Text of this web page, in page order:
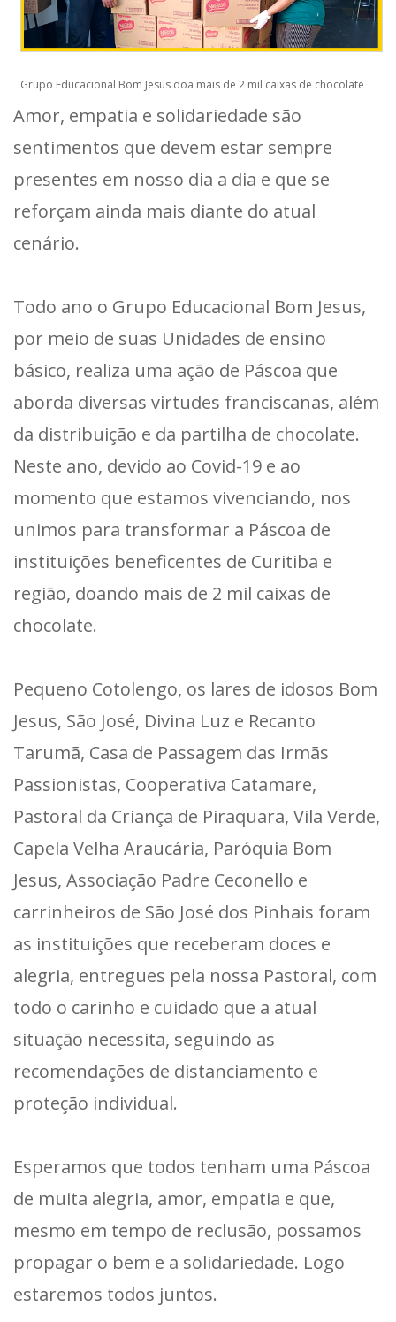
Grupo Educacional Bom Jesus doa mais de 2 mil caixas de chocolate
Amor, empatia e solidariedade são
sentimentos que devem estar sempre
presentes em nosso dia a dia e que se
reforçam ainda mais diante do atual
cenário.
Todo ano o Grupo Educacional Bom Jesus,
por meio de suas Unidades de ensino
básico, realiza uma ação de Páscoa que
aborda diversas virtudes franciscanas, além
da distribuição e da partilha de chocolate.
Neste ano, devido ao Covid-19 e ao
momento que estamos vivenciando, nos
unimos para transformar a Páscoa de
instituições beneficentes de Curitiba e
região, doando mais de 2 mil caixas de
chocolate.
Pequeno Cotolengo, os lares de idosos Bom
Jesus, São José, Divina Luz e Recanto
Tarumã, Casa de Passagem das Irmãs
Passionistas, Cooperativa Catamare,
Pastoral da Criança de Piraquara, Vila Verde,
Capela Velha Araucária, Paróquia Bom
Jesus, Associação Padre Ceconello e
carrinheiros de São José dos Pinhais foram
as instituições que receberam doces e
alegria, entregues pela nossa Pastoral, com
todo o carinho e cuidado que a atual
situação necessita, seguindo as
recomendações de distanciamento e
proteção individual.
Esperamos que todos tenham uma Páscoa
de muita alegria, amor, empatia e que,
mesmo em tempo de reclusão, possamos
propagar o bem e a solidariedade. Logo
estaremos todos juntos.